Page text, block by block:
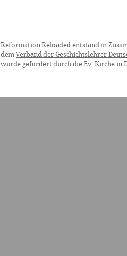
Reformation Reloaded entstand in
dem Verband der Geschichtslehrer
wurde gefördert durch die Ev. Kirche in